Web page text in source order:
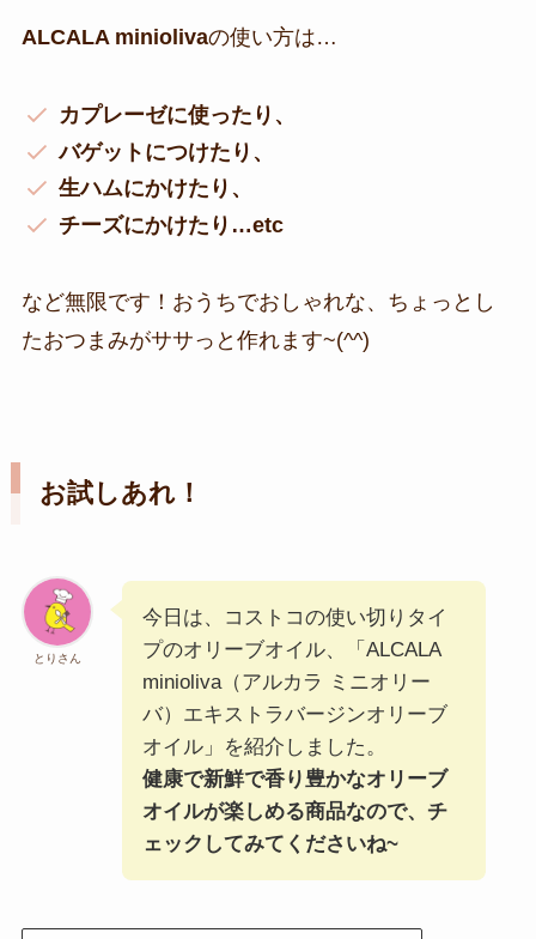
ALCALA miniolivaの使い方は…
カプレーゼに使ったり、
バゲットにつけたり、
生ハムにかけたり、
チーズにかけたり…etc
など無限です！おうちでおしゃれな、ちょっとし
たおつまみがササっと作れます~(^^)
お試しあれ！
とりさん
今日は、コストコの使い切りタイ
プのオリーブオイル、「ALCALA
minioliva（アルカラ ミニオリー
バ）エキストラバージンオリーブ
オイル」を紹介しました。
健康で新鮮で香り豊かなオリーブ
オイルが楽しめる商品なので、チ
ェックしてみてくださいね~